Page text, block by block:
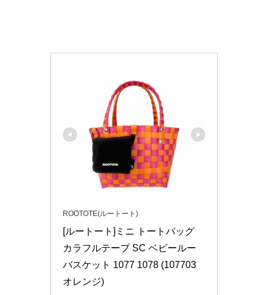
ROOTOTE(ルートート)
[ルートート]ミニ トートバッグ
カラフルテープ SC ベビールー
バスケット 1077 1078 (107703
オレンジ)